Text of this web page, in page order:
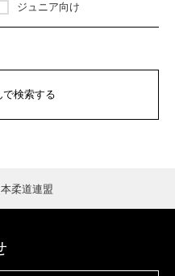
ジュニア向け
で検索する
柔道連盟